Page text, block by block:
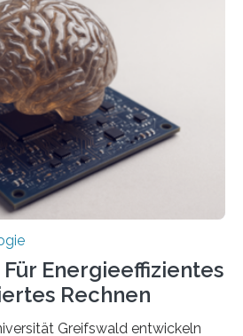
neuartige, KI-gestützte
von Emotionen für realistische
entwickelt innovative und
um lebensechte Avatare zu
wichtig ist uns eine ganzheitliche
Körperbewegung, Gestik
sind…
Energieeffizientes
Rechnen
Greifswald entwickeln